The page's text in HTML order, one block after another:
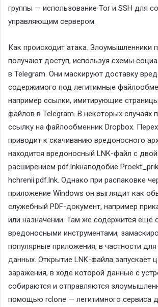
группы — использование Tor и SSH для
управляющим сервером.
Как происходит атака. Злоумышленники
получают доступ, используя схемы
в Telegram. Они маскируют доставку
содержимого под легитимные
например ссылки, имитирующие
файлов в Telegram. В некоторых случаях
ссылку на файлообменник Dropbox.
приводит к скачиванию вредоносного
находится вредоносный LNK-файл с
расширением pdf.lnkнаподобие Proekt
hchrenii.pdf.lnk. Однако при распаковке
приложение Windows он выглядит как
служебный PDF-документ, например
или назначении. Там же содержится ещё
вредоносными инструментами,
популярные приложения, в частности
данных. Открытие LNK-файла запускает
заражения, в ходе которой данные с
собираются и отправляются
помощью rclone — легитимного сервиса